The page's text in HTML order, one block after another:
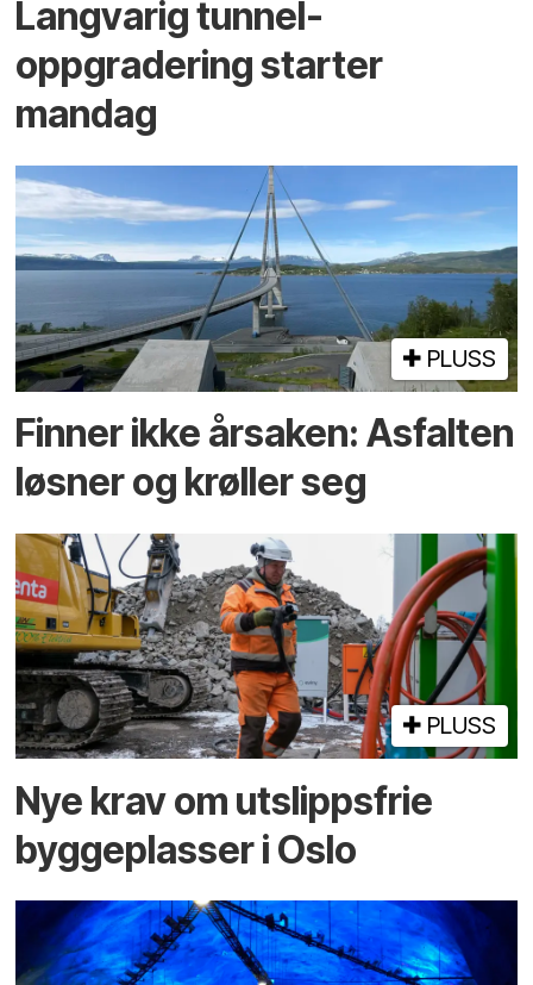
Langvarig tunnel­
oppgradering starter
mandag
PLUSS
Finner ikke årsaken: Asfalten
løsner og krøller seg
PLUSS
Nye krav om utslippsfrie
byggeplasser i Oslo